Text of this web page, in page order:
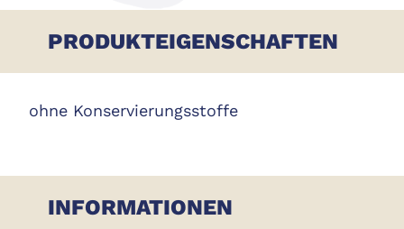
PRODUKTEIGENSCHAFTEN
ohne Konservierungsstoffe
INFORMATIONEN